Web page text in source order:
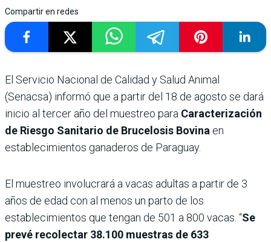
Compartir en redes
El Servicio Nacional de Calidad y Salud Animal
(Senacsa) informó que a partir del 18 de agosto se dará
inicio al tercer año del muestreo para Caracterización
de Riesgo Sanitario de Brucelosis Bovina en
establecimientos ganaderos de Paraguay.
El muestreo involucrará a vacas adultas a partir de 3
años de edad con al menos un parto de los
establecimientos que tengan de 501 a 800 vacas. “Se
prevé recolectar 38.100 muestras de 633